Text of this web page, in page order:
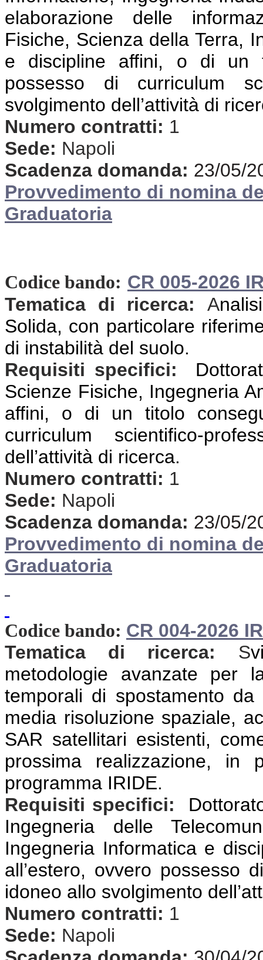
elaborazione delle
Fisiche, Scienza della Terra,
e discipline affini, o di un
possesso di curriculum
svolgimento dell’attività di
Numero contratti: 1
Sede: Napoli
Scadenza domanda: 23/05/
Provvedimento di nomina
Graduatoria
Codice bando: CR 005-2026
Tematica di ricerca: A
Solida, con particolare
di instabilità del suolo.
Requisiti specifici:
Scienze Fisiche, Ingegneria
affini, o di un titolo
curriculum scientifico-
dell’attività di ricerca.
Numero contratti: 1
Sede: Napoli
Scadenza domanda: 23/05/
Provvedimento di nomina
Graduatoria
Codice bando: CR 004-2026
Tematica di ricerca: S
metodologie avanzate per
temporali di spostamento
media risoluzione spaziale,
SAR satellitari esistenti,
prossima realizzazione, in
programma IRIDE.
Requisiti specifici:
Ingegneria delle
Ingegneria Informatica e
all’estero, ovvero possesso
idoneo allo svolgimento
Numero contratti: 1
Sede: Napoli